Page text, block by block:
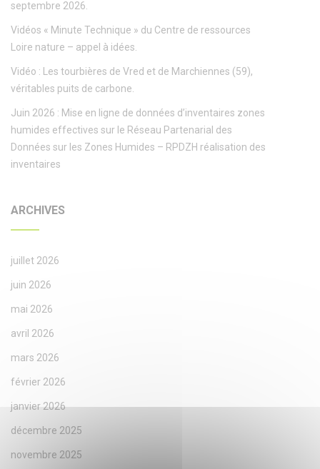
septembre 2026.
Vidéos « Minute Technique » du Centre de ressources
Loire nature – appel à idées.
Vidéo : Les tourbières de Vred et de Marchiennes (59),
véritables puits de carbone.
Juin 2026 : Mise en ligne de données d’inventaires zones
humides effectives sur le Réseau Partenarial des
Données sur les Zones Humides – RPDZH réalisation des
inventaires
ARCHIVES
juillet 2026
juin 2026
mai 2026
avril 2026
mars 2026
février 2026
janvier 2026
décembre 2025
novembre 2025